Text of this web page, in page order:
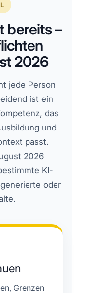
bereits –
2026
jede Person
ist ein
das
und
passt.
2026
KI-
oder
Grenzen